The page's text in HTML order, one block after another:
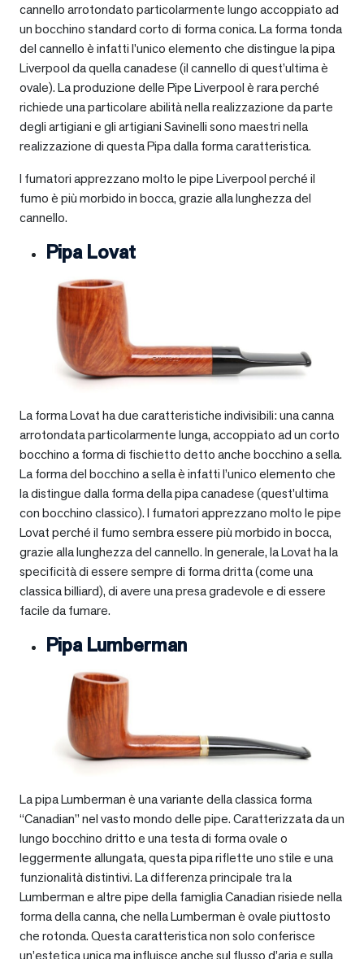
cannello arrotondato particolarmente lungo accoppiato ad
un bocchino standard corto di forma conica. La forma tonda
del cannello è infatti l’unico elemento che distingue la pipa
Liverpool da quella canadese (il cannello di quest’ultima è
ovale). La produzione delle Pipe Liverpool è rara perché
richiede una particolare abilità nella realizzazione da parte
degli artigiani e gli artigiani Savinelli sono maestri nella
realizzazione di questa Pipa dalla forma caratteristica.
I fumatori apprezzano molto le pipe Liverpool perché il
fumo è più morbido in bocca, grazie alla lunghezza del
cannello.
Pipa Lovat
La forma Lovat ha due caratteristiche indivisibili: una canna
arrotondata particolarmente lunga, accoppiato ad un corto
bocchino a forma di fischietto detto anche bocchino a sella.
La forma del bocchino a sella è infatti l’unico elemento che
la distingue dalla forma della pipa canadese (quest’ultima
con bocchino classico). I fumatori apprezzano molto le pipe
Lovat perché il fumo sembra essere più morbido in bocca,
grazie alla lunghezza del cannello. In generale, la Lovat ha la
specificità di essere sempre di forma dritta (come una
classica billiard), di avere una presa gradevole e di essere
facile da fumare.
Pipa Lumberman
La pipa Lumberman è una variante della classica forma
“Canadian” nel vasto mondo delle pipe. Caratterizzata da un
lungo bocchino dritto e una testa di forma ovale o
leggermente allungata, questa pipa riflette uno stile e una
funzionalità distintivi. La differenza principale tra la
Lumberman e altre pipe della famiglia Canadian risiede nella
forma della canna, che nella Lumberman è ovale piuttosto
che rotonda. Questa caratteristica non solo conferisce
un’estetica unica ma influisce anche sul flusso d’aria e sulla